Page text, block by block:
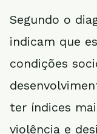
Segundo o
indicam que
condições
ter índices
violência e